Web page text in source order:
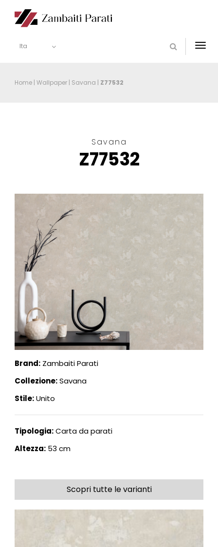
Ita
Home | Wallpaper | Savana | Z77532
Savana
Z77532
Brand: Zambaiti Parati
Collezione:Savana
Stile:Unito
Tipologia:Carta da parati
Altezza: 53 cm
Scopri tutte le varianti